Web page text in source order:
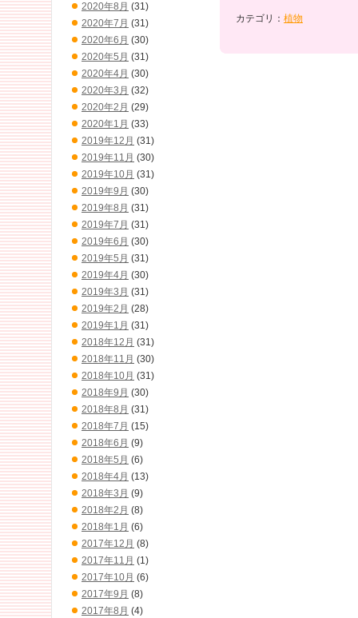
カテゴリ： 植物
2020年8月 (31)
2020年7月 (31)
2020年6月 (30)
2020年5月 (31)
2020年4月 (30)
2020年3月 (32)
2020年2月 (29)
2020年1月 (33)
2019年12月 (31)
2019年11月 (30)
2019年10月 (31)
2019年9月 (30)
2019年8月 (31)
2019年7月 (31)
2019年6月 (30)
2019年5月 (31)
2019年4月 (30)
2019年3月 (31)
2019年2月 (28)
2019年1月 (31)
2018年12月 (31)
2018年11月 (30)
2018年10月 (31)
2018年9月 (30)
2018年8月 (31)
2018年7月 (15)
2018年6月 (9)
2018年5月 (6)
2018年4月 (13)
2018年3月 (9)
2018年2月 (8)
2018年1月 (6)
2017年12月 (8)
2017年11月 (1)
2017年10月 (6)
2017年9月 (8)
2017年8月 (4)